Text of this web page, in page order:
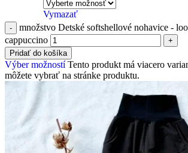
Vymazať
množstvo Detské softshellové nohavice -
cappuccino
Pridať do košíka
Výber možností Tento produkt má viacero
môžete vybrať na stránke produktu.